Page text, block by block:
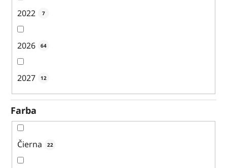
2022 7
2026 64
2027 12
Farba
Čierna 22